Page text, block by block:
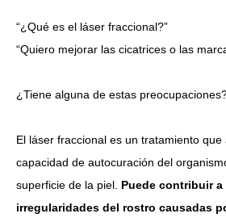
“¿Qué es el láser fraccional?”
“Quiero mejorar las cicatrices o las
¿Tiene alguna de estas
El láser fraccional es un tratamiento que
capacidad de autocuración del
superficie de la piel. Puede contribuir a
irregularidades del rostro causadas
Otros
简体中文 한국어 日本語